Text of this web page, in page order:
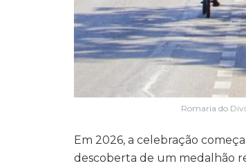
Romaria do
Em 2026, a celebração
descoberta de um medalhão